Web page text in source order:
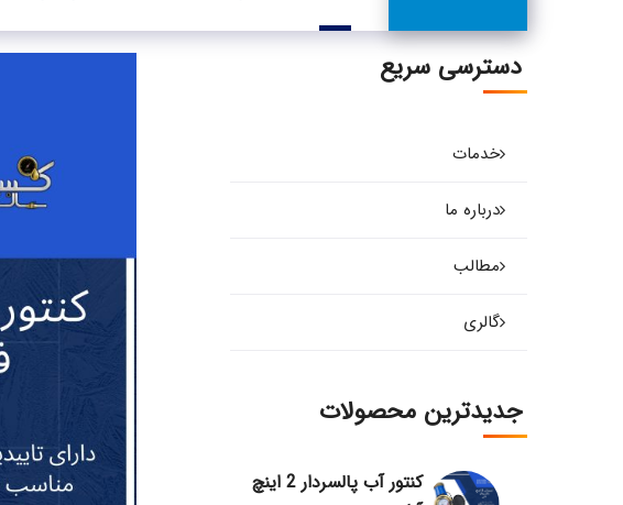
دسترسی سریع
خدمات
درباره ما
مطالب
گالری
جدیدترین محصولات
کنتور آب پالسردار 2 اینچ